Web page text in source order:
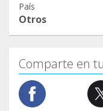
País
Otros
Comparte en